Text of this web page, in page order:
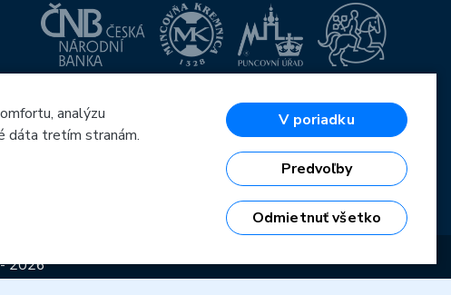
Európsky fond pre regionálny rozvoj
OP Podnikanie a inovácie pre konkurencieschopnosť
Európska únia
Európsky fond pre regionálny rozvoj
Investície do vašej budúcnosti
- 2026
analýzu
dáta tretím stranám.
V poriadku
Predvoľby
Odmietnuť všetko